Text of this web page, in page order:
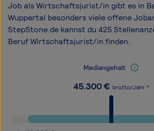
Job als Wirtschaftsjurist/in gibt es in
Wuppertal besonders viele offene
StepStone.de kannst du 425
Beruf Wirtschaftsjurist/in finden.
Mediangehalt
45.300€ brutto/Jahr *